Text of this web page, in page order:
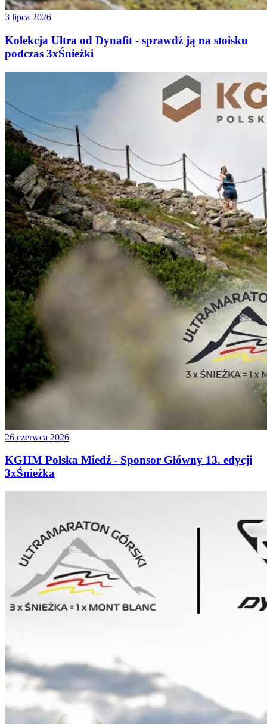
3 lipca 2026
Kolekcja Ultra od Dynafit - sprawdź ją na stoisku
podczas 3xŚnieżki
26 czerwca 2026
KGHM Polska Miedź - Sponsor Główny 13. edycji
3xŚnieżka